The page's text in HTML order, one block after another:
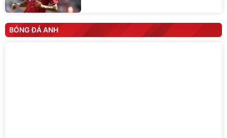
BÓNG ĐÁ ANH